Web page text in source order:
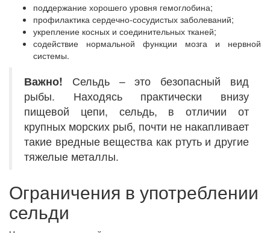
поддержание хорошего уровня гемоглобина;
профилактика сердечно-сосудистых заболеваний;
укрепление косных и соединительных тканей;
содействие нормальной функции мозга и нервной
системы.
Важно! Сельдь – это безопасный вид
рыбы. Находясь практически внизу
пищевой цепи, сельдь, в отличии от
крупных морских рыб, почти не накапливает
такие вредные вещества как ртуть и другие
тяжелые металлы.
Ограничения в употреблении
сельди